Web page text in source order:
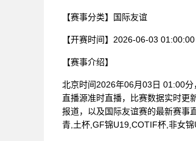
【赛事分类】 国际友谊
【开赛时间】 2026-06-03 01:00:00
【赛事介绍】
北京时间2026年06月03日 01:00
直播源准时直播，比赛数据实时更
报道，以及国际友谊赛的最新赛事
青,土杯,GF锦U19,COTIF杯,非女